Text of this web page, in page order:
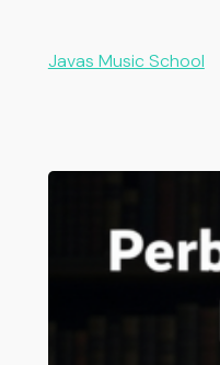
Javas Music School